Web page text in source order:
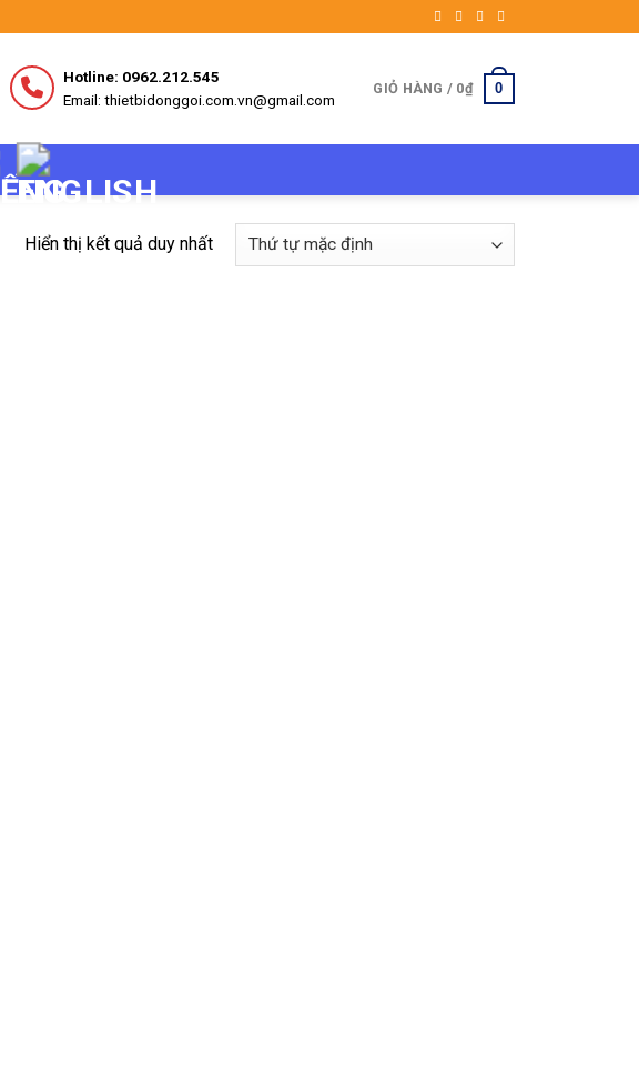
Hotline: 0962.212.545
Email: thietbidonggoi.com.vn@gmail.com
GIỎ HÀNG / 0₫ 0
Hiển thị kết quả duy nhất